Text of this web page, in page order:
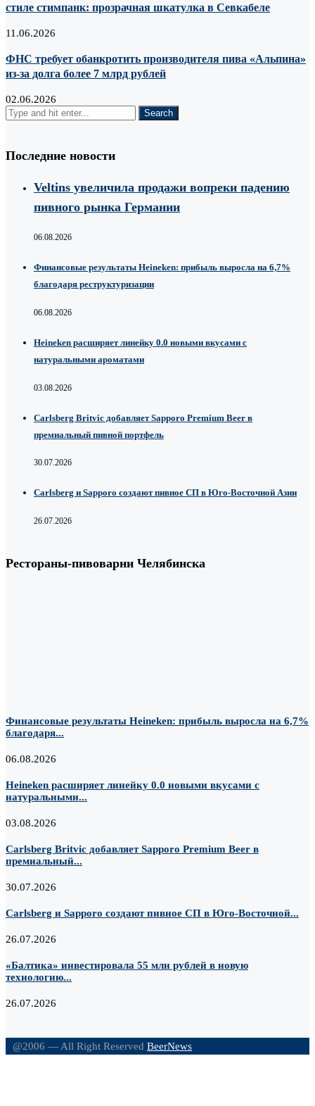
стиле стимпанк: прозрачная шкатулка в Севкабеле
11.06.2026
ФНС требует обанкротить производителя пива «Альпина»
из-за долга более 7 млрд рублей
02.06.2026
Последние новости
Veltins увеличила продажи вопреки падению
пивного рынка Германии
06.08.2026
Финансовые результаты Heineken: прибыль выросла на 6,7%
благодаря реструктуризации
06.08.2026
Heineken расширяет линейку 0.0 новыми вкусами с
натуральными ароматами
03.08.2026
Carlsberg Britvic добавляет Sapporo Premium Beer в
премиальный пивной портфель
30.07.2026
Carlsberg и Sapporo создают пивное СП в Юго-Восточной Азии
26.07.2026
Рестораны-пивоварни Челябинска
Финансовые результаты Heineken: прибыль выросла на 6,7%
благодаря...
06.08.2026
Heineken расширяет линейку 0.0 новыми вкусами с
натуральными...
03.08.2026
Carlsberg Britvic добавляет Sapporo Premium Beer в
премиальный...
30.07.2026
Carlsberg и Sapporo создают пивное СП в Юго-Восточной...
26.07.2026
«Балтика» инвестировала 55 млн рублей в новую
технологию...
26.07.2026
@2006 — All Right Reserved BeerNews